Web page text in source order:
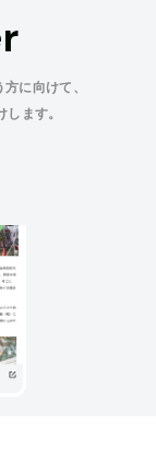
に向けて、
ます。